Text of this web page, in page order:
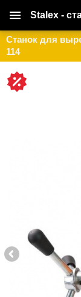
Stalex -
Станок для
114